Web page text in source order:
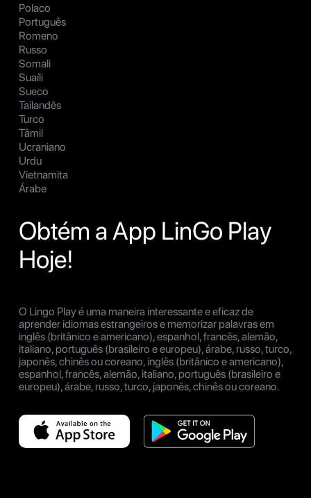
Polaco
Português
Romeno
Russo
Somali
Suaíli
Sueco
Tailandês
Turco
Tâmil
Ucraniano
Urdu
Vietnamita
Árabe
Obtém a App LinGo Play
Hoje!
O Lingo Play é uma maneira interessante e eficaz de
aprender idiomas estrangeiros e memorizar palavras em
inglês (britânico e americano), espanhol, francês, alemão,
italiano, português (brasileiro e europeu), árabe, russo, turco,
japonês, chinês ou coreano, inglês (britânico e americano),
espanhol, francês, alemão, italiano, português (brasileiro e
europeu), árabe, russo, turco, japonês, chinês ou coreano.